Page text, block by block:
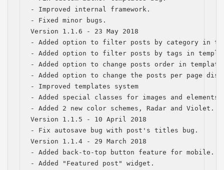
- Improved internal framework.
- Fixed minor bugs.
Version 1.1.6 - 23 May 2018
- Added option to filter posts by category in
- Added option to filter posts by tags in
- Added option to change posts order in
- Added option to change the posts per page
- Improved templates system
- Added special classes for images and
- Added 2 new color schemes, Radar and Violet.
Version 1.1.5 - 10 April 2018
- Fix autosave bug with post's titles bug.
Version 1.1.4 - 29 March 2018
- Added back-to-top button feature for mobile.
- Added "Featured post" widget.